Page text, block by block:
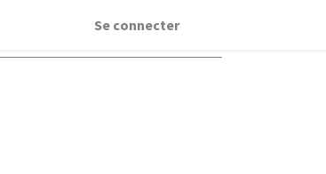
Se connecter